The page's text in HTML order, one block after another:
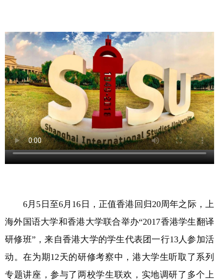
6 月 5日至6月 16日，正值香港回归20周年之际，上
海外国语大学和香港大学联合举办“2017香港学生翻译
研修班”，来自香港大学的学生代表团一行13人参加活
动。在为期12天的研修考察中，港大学生听取了系列
专题讲座，参与了两校学生联欢，实地调研了多个上